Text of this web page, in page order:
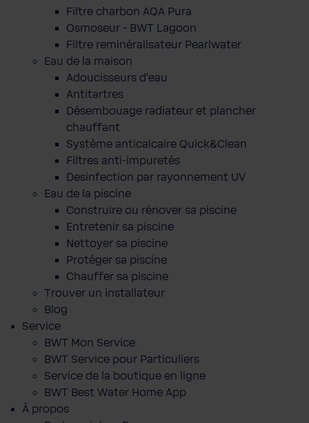
Filtre charbon AQA Pura
Osmoseur - BWT Lagoon
Filtre reminéralisateur Pearlwater
Eau de la maison
Adoucisseurs d'eau
Antitartres
Désembouage radiateur et plancher
chauffant
Système anticalcaire Quick&Clean
Filtres anti-impuretés
Desinfection par rayonnement UV
Eau de la piscine
Construire ou rénover sa piscine
Entretenir sa piscine
Nettoyer sa piscine
Protéger sa piscine
Chauffer sa piscine
Trouver un installateur
Blog
Service
BWT Mon Service
BWT Service pour Particuliers
Service de la boutique en ligne
BWT Best Water Home App
À propos